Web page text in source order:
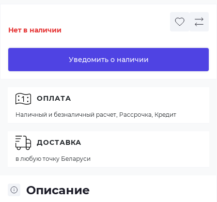
Нет в наличии
Уведомить о наличии
Описание
ОПЛАТА
Наличный и безналичный расчет, Рассрочка, Кредит
ДОСТАВКА
в любую точку Беларуси